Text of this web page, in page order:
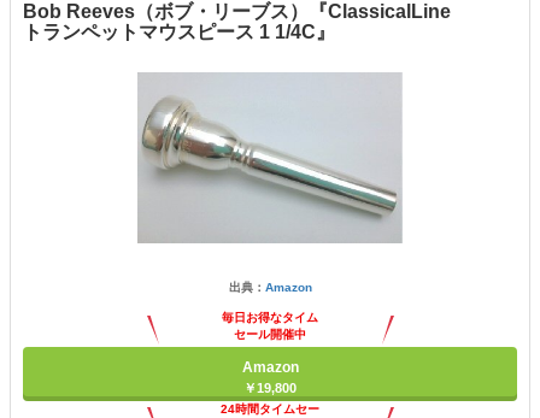
Bob Reeves（ボブ・リーブス）『ClassicalLine
トランペットマウスピース 1 1/4C』
出典： Amazon
毎日お得なタイム
セール開催中
Amazon
￥19,800
24時間タイムセー